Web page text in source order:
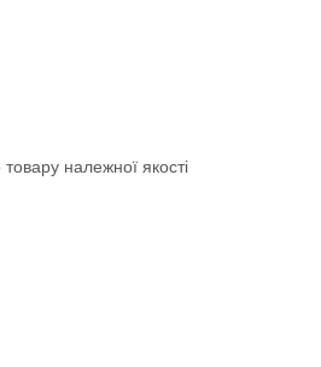
належної якості